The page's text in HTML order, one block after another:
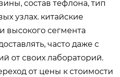
состав тефлона, тип
узлах. китайские
высокого сегмента
часто даже с
от своих лабораторий.
от цены к стоимости